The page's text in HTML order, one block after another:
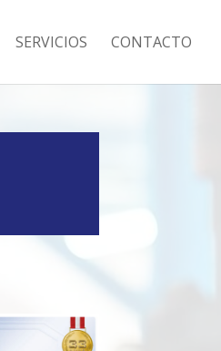
SERVICIOS CONTACTO